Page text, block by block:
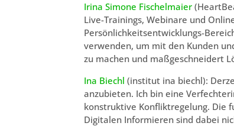
Irina Simone Fischelmaier
Live-Trainings, Webinare und
Persönlichkeitsentwicklungs-
verwenden, um mit den Kunden
zu machen und maßgeschneidert
Ina Biechl (institut ina biechl):
anzubieten. Ich bin eine
konstruktive Konfliktregelung. Die
Digitalen Informieren sind dabei